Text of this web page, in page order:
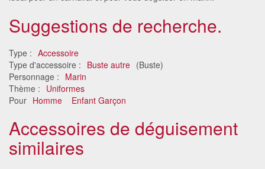
Suggestions de recherche.
Type : Accessoire
Type d'accessoire : Buste autre (Buste)
Personnage : Marin
Thème : Uniformes
Pour Homme Enfant Garçon
Accessoires de déguisement
similaires